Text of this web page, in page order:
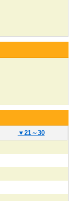
▼ 21～30